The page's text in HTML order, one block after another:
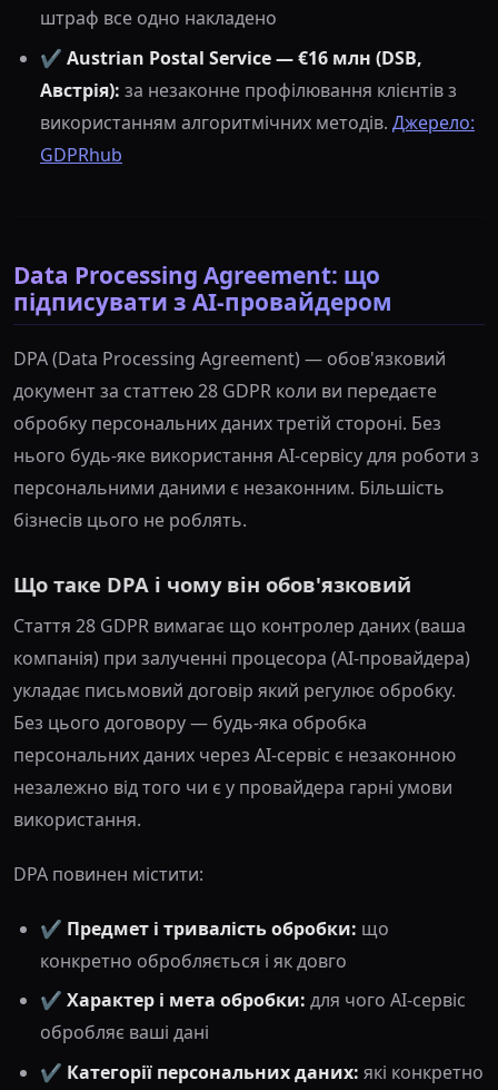
штраф все одно накладено
✔️ Austrian Postal Service — €16 млн (DSB,
Австрія): за незаконне профілювання клієнтів з
використанням алгоритмічних методів. Джерело:
GDPRhub
Data Processing Agreement: що
підписувати з AI-провайдером
DPA (Data Processing Agreement) — обов'язковий
документ за статтею 28 GDPR коли ви передаєте
обробку персональних даних третій стороні. Без
нього будь-яке використання AI-сервісу для роботи з
персональними даними є незаконним. Більшість
бізнесів цього не роблять.
Що таке DPA і чому він обов'язковий
Стаття 28 GDPR вимагає що контролер даних (ваша
компанія) при залученні процесора (AI-провайдера)
укладає письмовий договір який регулює обробку.
Без цього договору — будь-яка обробка
персональних даних через AI-сервіс є незаконною
незалежно від того чи є у провайдера гарні умови
використання.
DPA повинен містити:
✔️ Предмет і тривалість обробки: що
конкретно обробляється і як довго
✔️ Характер і мета обробки: для чого AI-сервіс
обробляє ваші дані
✔️ Категорії персональних даних: які конкретно